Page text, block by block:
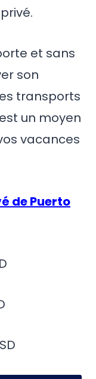
et sans
son
transports
un moyen
vacances
de Puerto